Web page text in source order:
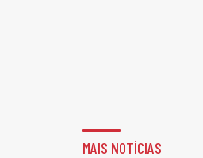
MAIS NOTÍCIAS